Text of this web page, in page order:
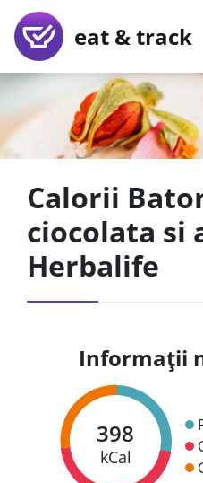
eat & track
Calorii
ciocolata si
Herbalife
Informații
398
kCal